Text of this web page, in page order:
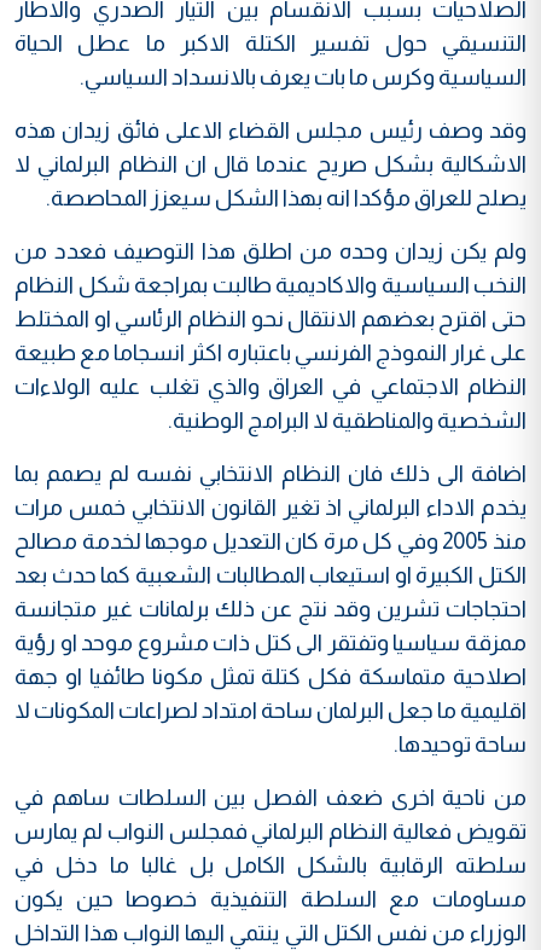
الصلاحيات بسبب الانقسام بين التيار الصدري والاطار
التنسيقي حول تفسير الكتلة الاكبر ما عطل الحياة
السياسية وكرس ما بات يعرف بالانسداد السياسي.
وقد وصف رئيس مجلس القضاء الاعلى فائق زيدان هذه
الاشكالية بشكل صريح عندما قال ان النظام البرلماني لا
يصلح للعراق مؤكدا انه بهذا الشكل سيعزز المحاصصة.
ولم يكن زيدان وحده من اطلق هذا التوصيف فعدد من
النخب السياسية والاكاديمية طالبت بمراجعة شكل النظام
حتى اقترح بعضهم الانتقال نحو النظام الرئاسي او المختلط
على غرار النموذج الفرنسي باعتباره اكثر انسجاما مع طبيعة
النظام الاجتماعي في العراق والذي تغلب عليه الولاءات
الشخصية والمناطقية لا البرامج الوطنية.
اضافة الى ذلك فان النظام الانتخابي نفسه لم يصمم بما
يخدم الاداء البرلماني اذ تغير القانون الانتخابي خمس مرات
منذ 2005 وفي كل مرة كان التعديل موجها لخدمة مصالح
الكتل الكبيرة او استيعاب المطالبات الشعبية كما حدث بعد
احتجاجات تشرين وقد نتج عن ذلك برلمانات غير متجانسة
ممزقة سياسيا وتفتقر الى كتل ذات مشروع موحد او رؤية
اصلاحية متماسكة فكل كتلة تمثل مكونا طائفيا او جهة
اقليمية ما جعل البرلمان ساحة امتداد لصراعات المكونات لا
ساحة توحيدها.
من ناحية اخرى ضعف الفصل بين السلطات ساهم في
تقويض فعالية النظام البرلماني فمجلس النواب لم يمارس
سلطته الرقابية بالشكل الكامل بل غالبا ما دخل في
مساومات مع السلطة التنفيذية خصوصا حين يكون
الوزراء من نفس الكتل التي ينتمي اليها النواب هذا التداخل